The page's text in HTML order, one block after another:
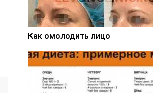
Как омолодить лицо